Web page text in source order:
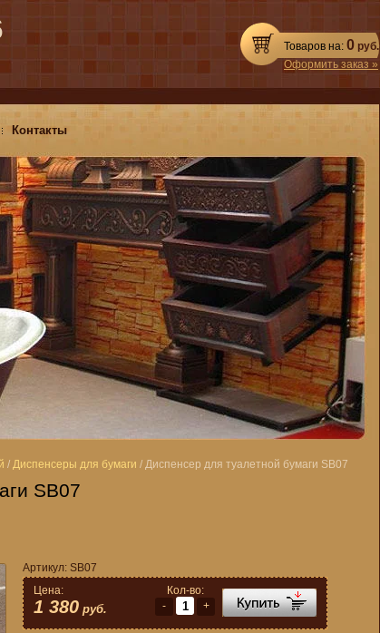
Товаров на: 0 руб.
Оформить заказ »
Контакты
/ Диспенсеры для бумаги / Диспенсер для туалетной бумаги SB07
SB07
Артикул: SB07
Кол-во:
-
+
Цена:
1 380 руб.